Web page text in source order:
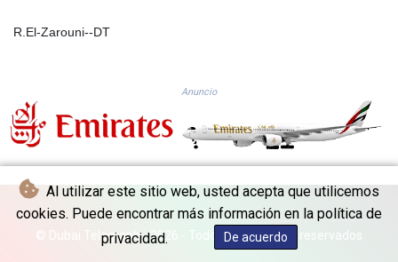
Al utilizar este sitio web, usted acepta que utilicemos
cookies. Puede encontrar más información en la política de
privacidad.
De acuerdo
NOK 10.99759
NPR 175.501819
NZD 1.961547
PAB 1.152686
PEN 3.903651
PGK 5.093937
R.El-Zarouni--DT
Anuncio
© Dubai Telegraph - 2026 - Todos los derechos reservados